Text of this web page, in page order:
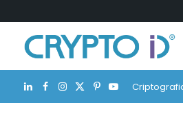
LinkedIn
Facebook
Instagram
X
(Twitter)
Pinterest
YouTube